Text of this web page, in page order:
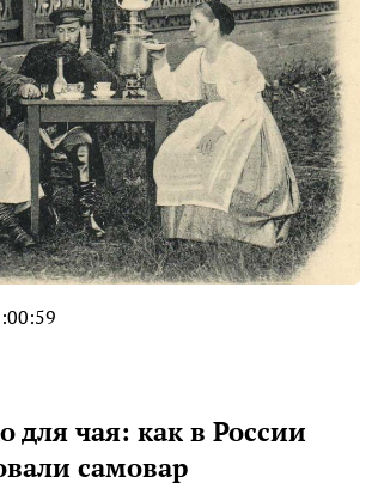
для чая: как в России
самовар